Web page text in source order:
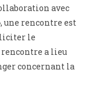
avec
une rencontre est
le
a lieu
concernant la